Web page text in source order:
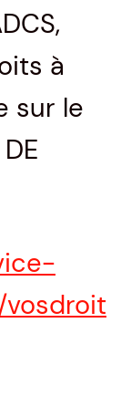
à
sur le